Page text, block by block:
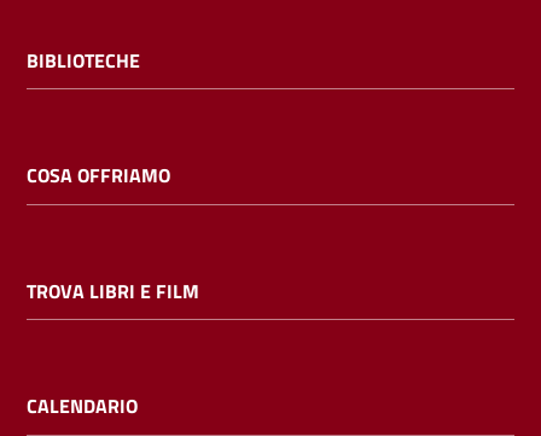
Calendario
BIBLIOTECHE
COSA OFFRIAMO
TROVA LIBRI E FILM
CALENDARIO